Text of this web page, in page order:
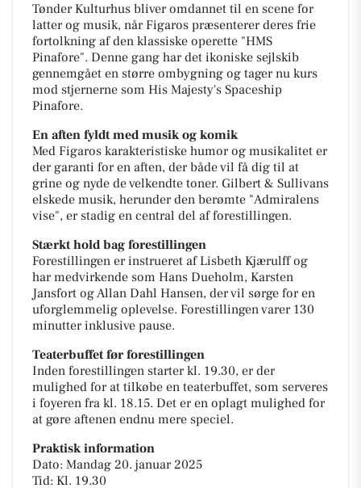
Tønder Kulturhus bliver omdannet til en scene for
latter og musik, når Figaros præsenterer deres frie
fortolkning af den klassiske operette "HMS
Pinafore". Denne gang har det ikoniske sejlskib
gennemgået en større ombygning og tager nu kurs
mod stjernerne som His Majesty's Spaceship
Pinafore.
En aften fyldt med musik og komik
Med Figaros karakteristiske humor og musikalitet er
der garanti for en aften, der både vil få dig til at
grine og nyde de velkendte toner. Gilbert & Sullivans
elskede musik, herunder den berømte "Admiralens
vise", er stadig en central del af forestillingen.
Stærkt hold bag forestillingen
Forestillingen er instrueret af Lisbeth Kjærulff og
har medvirkende som Hans Dueholm, Karsten
Jansfort og Allan Dahl Hansen, der vil sørge for en
uforglemmelig oplevelse. Forestillingen varer 130
minutter inklusive pause.
Teaterbuffet før forestillingen
Inden forestillingen starter kl. 19.30, er der
mulighed for at tilkøbe en teaterbuffet, som serveres
i foyeren fra kl. 18.15. Det er en oplagt mulighed for
at gøre aftenen endnu mere speciel.
Praktisk information
Dato: Mandag 20. januar 2025
Tid: Kl. 19.30